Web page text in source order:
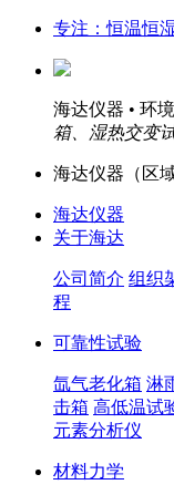
专注：恒温恒
海达仪器 • 环
箱、湿热交变
海达仪器（ 区
海达仪器
关于海达
公司简介 组织
程
可靠性试验
氙气老化箱 淋
击箱 高低温试
元素分析仪
材料力学